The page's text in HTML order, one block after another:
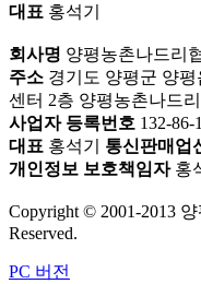
대표 홍석기
회사명 양평농촌나드리
주소 경기도 양평군 양
센터 2층 양평농촌나드리
사업자 등록번호 132-86-
대표 홍석기 통신판매업
개인정보 보호책임자홍
Copyright © 2001-2013
Reserved.
PC 버전